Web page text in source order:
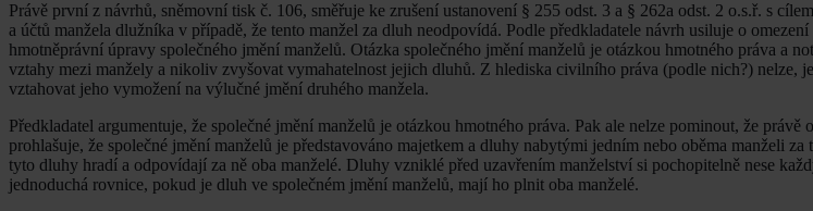
Právě první z návrhů, sněmovní tisk č. 106, směřuje ke zrušení ustanovení § 255 odst. 3 a § 262a odst. 2 o.s.ř. s
a účtů manžela dlužníka v případě, že tento manžel za dluh neodpovídá. Podle předkladatele návrh usiluje o
hmotněprávní úpravy společného jmění manželů. Otázka společného jmění manželů je otázkou hmotného práva a
vztahy mezi manžely a nikoliv zvyšovat vymahatelnost jejich dluhů. Z hlediska civilního práva (podle nich?) nelze,
vztahovat jeho vymožení na výlučné jmění druhého manžela.
Předkladatel argumentuje, že společné jmění manželů je otázkou hmotného práva. Pak ale nelze pominout, že
prohlašuje, že společné jmění manželů je představováno majetkem a dluhy nabytými jedním nebo oběma manželi
tyto dluhy hradí a odpovídají za ně oba manželé. Dluhy vzniklé před uzavřením manželství si pochopitelně nese
jednoduchá rovnice, pokud je dluh ve společném jmění manželů, mají ho plnit oba manželé.